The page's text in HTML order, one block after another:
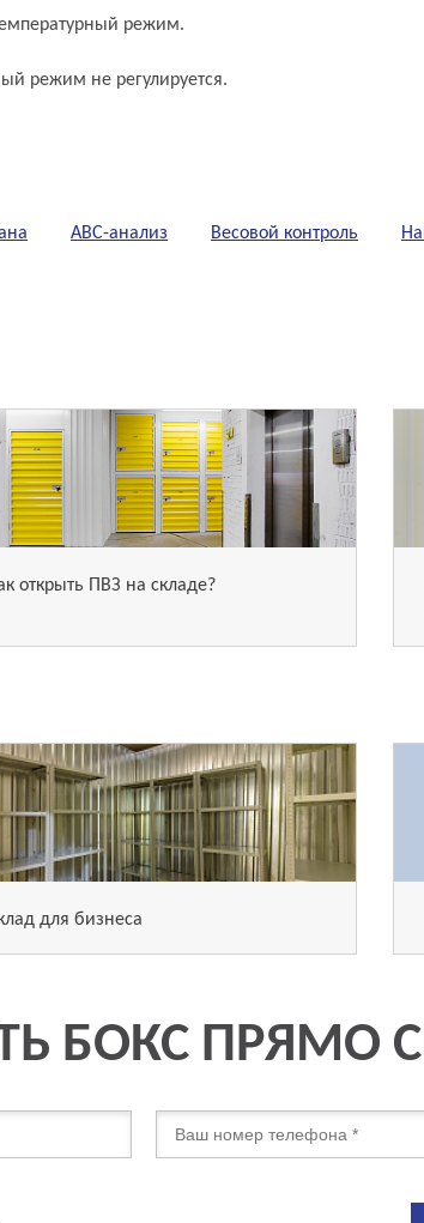
режим.
режим не регулируется.
АВС-анализ Весовой контроль
открыть ПВЗ на складе?
для бизнеса
БОКС ПРЯМО